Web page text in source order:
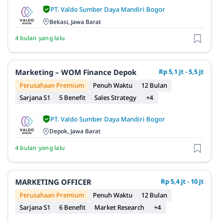
PT. Valdo Sumber Daya Mandiri Bogor
Bekasi, Jawa Barat
4 bulan yang lalu
Marketing – WOM Finance Depok
Rp 5,1 jt - 5,5 jt
Perusahaan Premium
Penuh Waktu
12 Bulan
Sarjana S1
5 Benefit Sales Strategy +4
PT. Valdo Sumber Daya Mandiri Bogor
Depok, Jawa Barat
4 bulan yang lalu
MARKETING OFFICER
Rp 5,4 jt - 10 jt
Perusahaan Premium
Penuh Waktu
12 Bulan
Sarjana S1
6 Benefit Market Research +4